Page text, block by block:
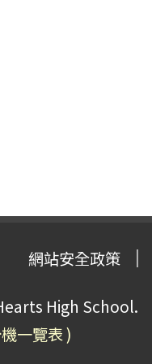
網站安全政策
High School.
一覽表 )